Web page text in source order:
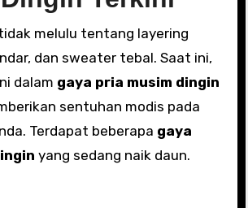
melulu tentang layering
dan sweater tebal. Saat ini,
dalam gaya pria musim dingin
sentuhan modis pada
Terdapat beberapa gaya
yang sedang naik daun.